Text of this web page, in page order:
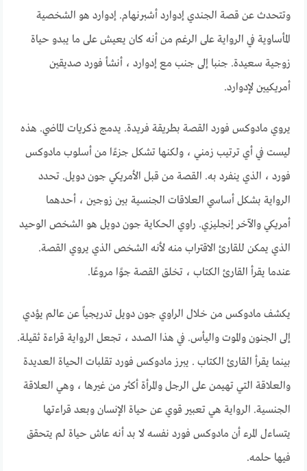
وتتحدث عن قصة الجندي إدوارد أشبرنهام. إدوارد هو الشخصية
المأساوية في الرواية على الرغم من أنه كان يعيش على ما يبدو حياة
زوجية سعيدة. جنبا إلى جنب مع إدوارد ، أنشأ فورد صديقين
أمريكيين لإدوارد.
يروي مادوكس فورد القصة بطريقة فريدة. يدمج ذكريات الماضي. هذه
ليست في أي ترتيب زمني ، ولكنها تشكل جزءًا من أسلوب مادوكس
فورد ، الذي ينفرد به. القصة من قبل الأمريكي جون دويل. تحدد
الرواية بشكل أساسي العلاقات الجنسية بين زوجين ، أحدهما
أمريكي والآخر إنجليزي. راوي الحكاية جون دويل هو الشخص الوحيد
الذي يمكن للقارئ الاقتراب منه لأنه الشخص الذي يروي القصة.
عندما يقرأ القارئ الكتاب ، تخلق القصة جوًا مروعًا.
يكشف مادوكس من خلال الراوي جون دويل تدريجياً عن عالم يؤدي
إلى الجنون والموت واليأس. في هذا الصدد ، تجعل الرواية قراءة ثقيلة.
بينما يقرأ القارئ الكتاب . يبرز مادوكس فورد تقلبات الحياة العديدة
والعلاقة التي تهيمن على الرجل والمرأة أكثر من غيرها ، وهي العلاقة
الجنسية. الرواية هي تعبير قوي عن حياة الإنسان وبعد قراءتها
يتساءل المرء أن مادوكس فورد نفسه لا بد أنه عاش حياة لم يتحقق
فيها حلمه.